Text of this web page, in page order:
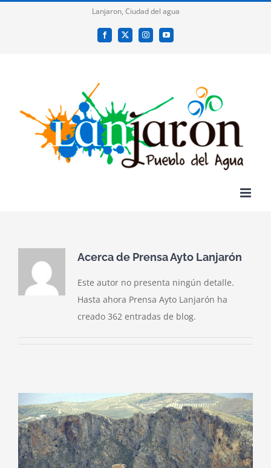
Lanjaron, Ciudad del agua
Facebook
X InstagramYouTube
Acerca de Prensa Ayto Lanjarón
Este autor no presenta ningún detalle.
Hasta ahora Prensa Ayto Lanjarón ha
creado 362 entradas de blog.